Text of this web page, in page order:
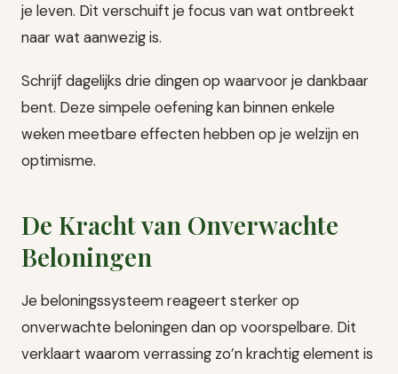
je leven. Dit verschuift je focus van wat ontbreekt
naar wat aanwezig is.
Schrijf dagelijks drie dingen op waarvoor je dankbaar
bent. Deze simpele oefening kan binnen enkele
weken meetbare effecten hebben op je welzijn en
optimisme.
De Kracht van Onverwachte
Beloningen
Je beloningssysteem reageert sterker op
onverwachte beloningen dan op voorspelbare. Dit
verklaart waarom verrassing zo’n krachtig element is